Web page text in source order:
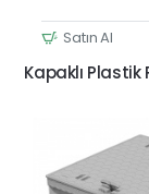
Satın Al
Kapaklı